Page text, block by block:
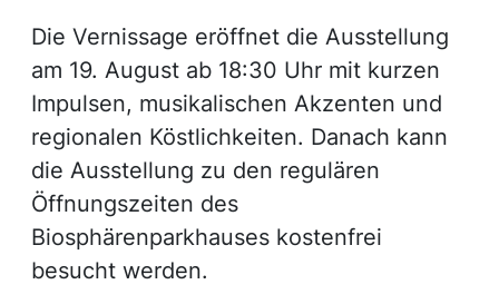
Die Vernissage eröffnet die Ausstellung
am 19. August ab 18:30 Uhr mit kurzen
Impulsen, musikalischen Akzenten und
regionalen Köstlichkeiten. Danach kann
die Ausstellung zu den regulären
Öffnungszeiten des
Biosphärenparkhauses kostenfrei
besucht werden.